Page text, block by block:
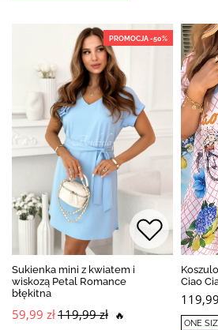
PROMOCJA -50%
Sukienka mini z kwiatem i
wiskozą Petal Romance
błękitna
59,99 zł119,99 zł 🔥
Ciao
ONE